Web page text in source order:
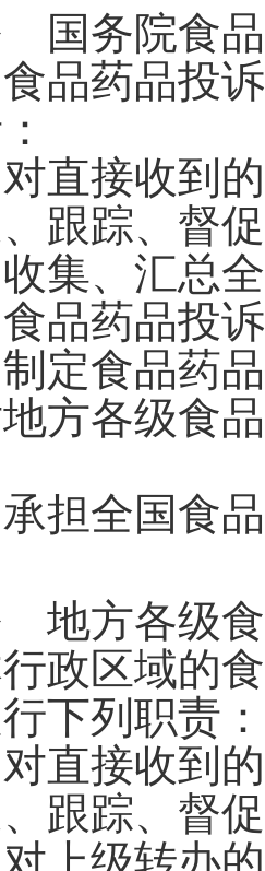
务院食品
品药品投
接收到的
跟踪、督
、汇总全
品药品投
食品药品
方各级食
全国食品
方各级食
政区域的
下列职责：
接收到的
跟踪、督